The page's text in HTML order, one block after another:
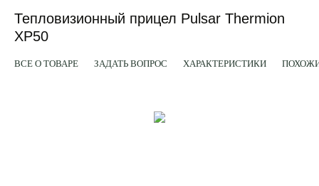
Тепловизионный прицел Pulsar Thermion
XP50
ВСЕ О ТОВАРЕ ЗАДАТЬ ВОПРОС ХАРАКТЕРИСТИКИ